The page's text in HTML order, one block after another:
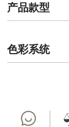
产品款型
色彩系统